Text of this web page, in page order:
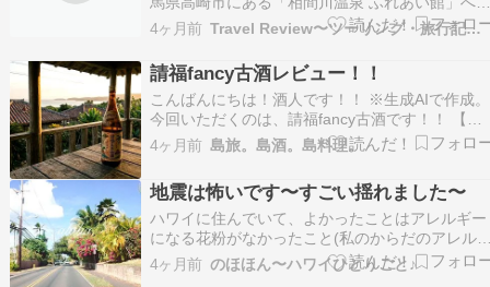
ってきました！????️???? 今回は「1万円代前半
で、温泉も食事も妥協したくない！」というワガ
ママな私のソロ旅条件をすべて満たしてくれた、
最高の宿をご紹介します。 ■ ライダーに嬉しい
神…
4ヶ月前 Travel Review〜ツーリング・旅行記・旅情報〜
請福fancy古酒レビュー！！
こんばんにちは！酒人です！！ ※生成AIで作成。
今回いただくのは、請福fancy古酒です！！ 【基
本情報】石垣島の古酒！ まずは基本情報です！
・価格（税込）720ml：2785円 ・酒造請福酒造
他、通販などで販売されている。 …
4ヶ月前 島旅。島酒。島料理。
地震は怖いです〜すごい揺れました〜
ハワイに住んでいて、よかったことはアレルギー
になる花粉がなかったこと(私のからだのアレル
ーです)友達はマンゴーの花粉がダメと言ってた
な〜花粉症がないから、アレルギーのクスリを飲
4ヶ月前 のほほん〜ハワイひとりごと♪